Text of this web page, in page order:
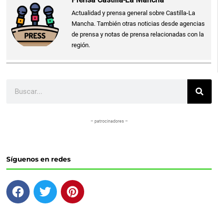
Actualidad y prensa general sobre Castilla-La
Mancha. También otras noticias desde agencias
de prensa y notas de prensa relacionadas con la
región.
– patrocinadores –
Síguenos en redes
F
a
T
w
P
i